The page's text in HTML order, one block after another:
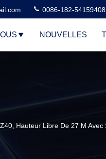
0086-182-54159408
NOUVELLES
Hauteur Libre De 27 M